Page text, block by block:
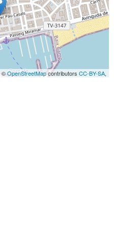
©OpenStreetMapcontributors CC-BY-SA,